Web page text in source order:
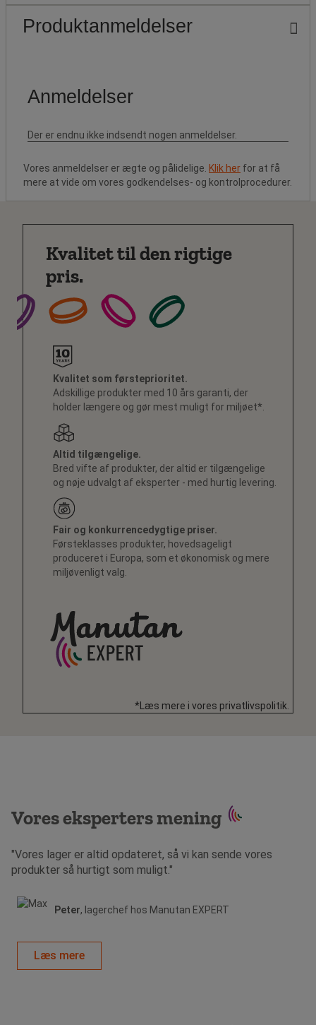
Produktanmeldelser
Vores anmeldelser er ægte og pålidelige. Klik her for at få
mere at vide om vores godkendelses- og kontrolprocedurer.
Kvalitet til den rigtige
pris.
Kvalitet som førsteprioritet.
Adskillige produkter med 10 års garanti, der
holder længere og gør mest muligt for miljøet*.
Altid tilgængelige.
Bred vifte af produkter, der altid er tilgængelige
og nøje udvalgt af eksperter - med hurtig levering.
Fair og konkurrencedygtige priser.
Førsteklasses produkter, hovedsageligt
produceret i Europa, som et økonomisk og mere
miljøvenligt valg.
*Læs mere i vores privatlivspolitik.
Vores eksperters mening
"Vores lager er altid opdateret, så vi kan sende vores
produkter så hurtigt som muligt."
Peter, lagerchef hos Manutan EXPERT
Læs mere